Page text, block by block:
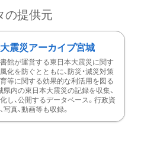
の提供元
震災アーカイブ宮城
館が運営する東日本大震災に関す
化を防ぐとともに、防災・減災対策
等に関する効果的な利活用を図る
県内の東日本大震災の記録を収集、
し、公開するデータベース。行政資
写真、動画等も収録。